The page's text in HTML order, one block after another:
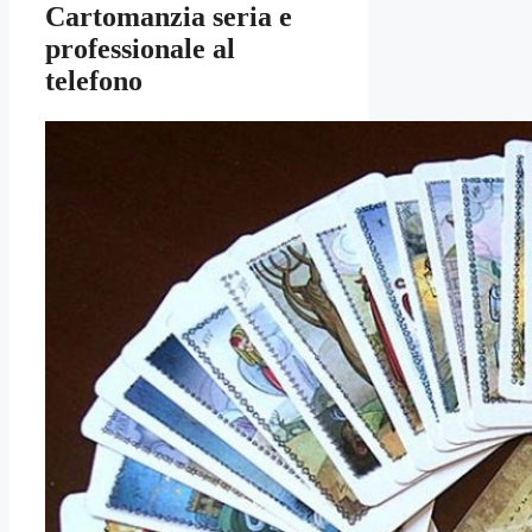
Cartomanzia seria e
professionale al
telefono